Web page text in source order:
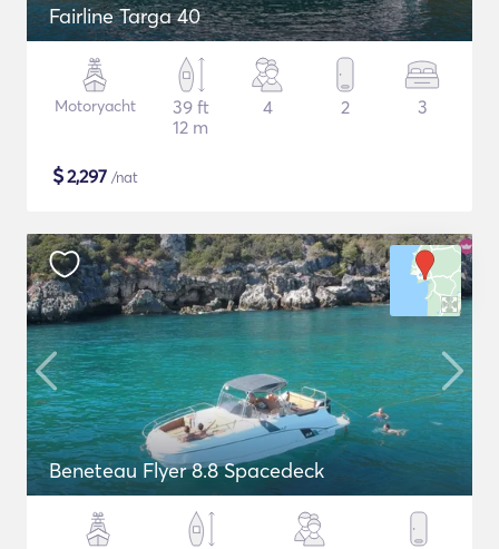
Fairline Targa 40
Motoryacht
39 ft
12 m
4 2 3
$2,297 /nat
Beneteau Flyer 8.8 Spacedeck